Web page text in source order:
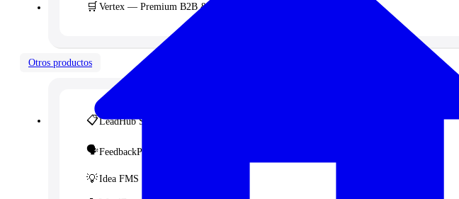
🛒 Vertex — Premium B2B & Wholesale Theme
Otros productos
📋LeadHub SaaS
🗣️FeedbackPulse SaaS
💡Idea FMS